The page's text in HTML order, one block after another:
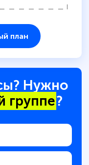
план
Нужно
группе?